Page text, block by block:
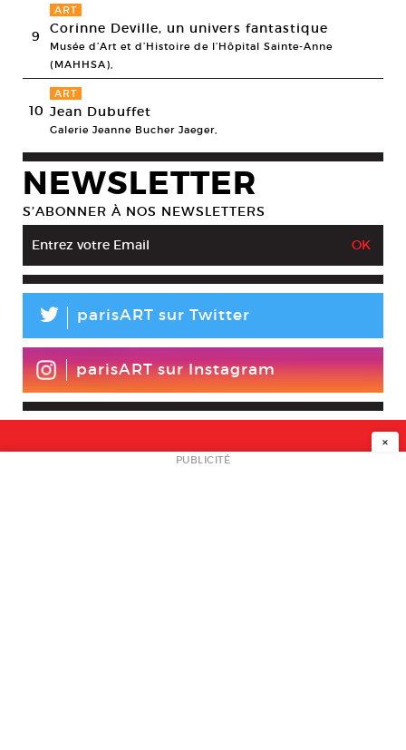
9
ART
Corinne Deville, un univers fantastique
Musée d’Art et d’Histoire de l’Hôpital Sainte-Anne
(MAHHSA),
10
ART
Jean Dubuffet
Galerie Jeanne Bucher Jaeger,
NEWSLETTER
S’ABONNER À NOS NEWSLETTERS
L parisART sur Twitter
parisART sur Instagram
NEWSLETTER
×
PUBLICITÉ